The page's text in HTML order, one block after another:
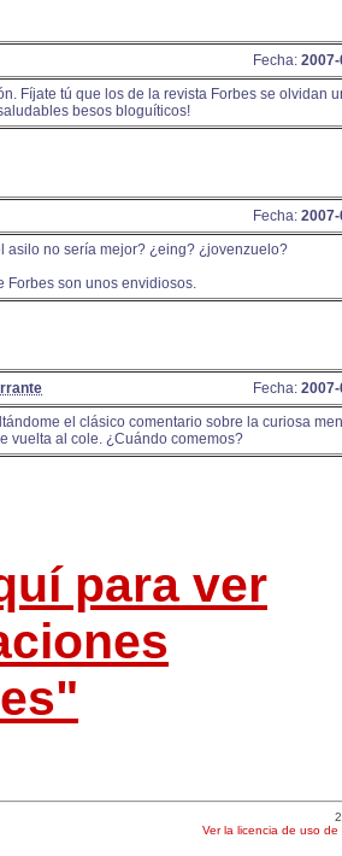
Fecha:
Fíjate tú que los de la revista Forbes se olvidan
besos bloguíticos!
Fecha:
asilo no sería mejor? ¿eing? ¿jovenzuelo?
Forbes son unos envidiosos.
Fecha:
el clásico comentario sobre la curiosa
vuelta al cole. ¿Cuándo comemos?
para ver
Ver la licencia de uso